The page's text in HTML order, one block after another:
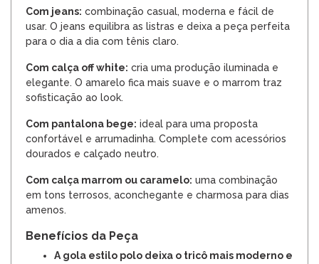
Com jeans: combinação casual, moderna e fácil de
usar. O jeans equilibra as listras e deixa a peça perfeita
para o dia a dia com tênis claro.
Com calça off white: cria uma produção iluminada e
elegante. O amarelo fica mais suave e o marrom traz
sofisticação ao look.
Com pantalona bege: ideal para uma proposta
confortável e arrumadinha. Complete com acessórios
dourados e calçado neutro.
Com calça marrom ou caramelo: uma combinação
em tons terrosos, aconchegante e charmosa para dias
amenos.
Benefícios da Peça
A gola estilo polo deixa o tricô mais moderno e